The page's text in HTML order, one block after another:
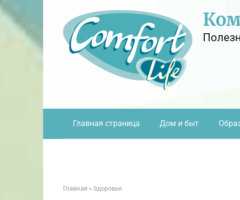
Перейти
контенту
Главная страница Дом и быт
Главная » Здоровье